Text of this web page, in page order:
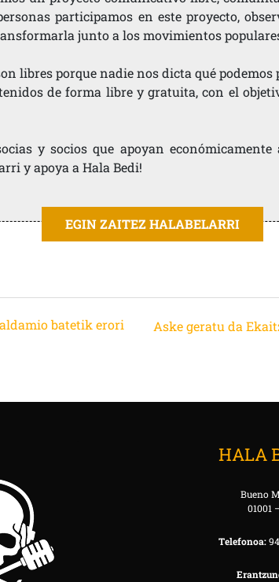
participamos en este proyecto,
junto a los movimientos
libres porque nadie nos dicta qué podemos
de forma libre y gratuita, con el
y socios que apoyan
y apoya a Hala Bedi!
EGIN ZAITEZ HALABELARRI
batetik erori
Aske geratu da
HALA
Bueno
01001
Telefonoa: